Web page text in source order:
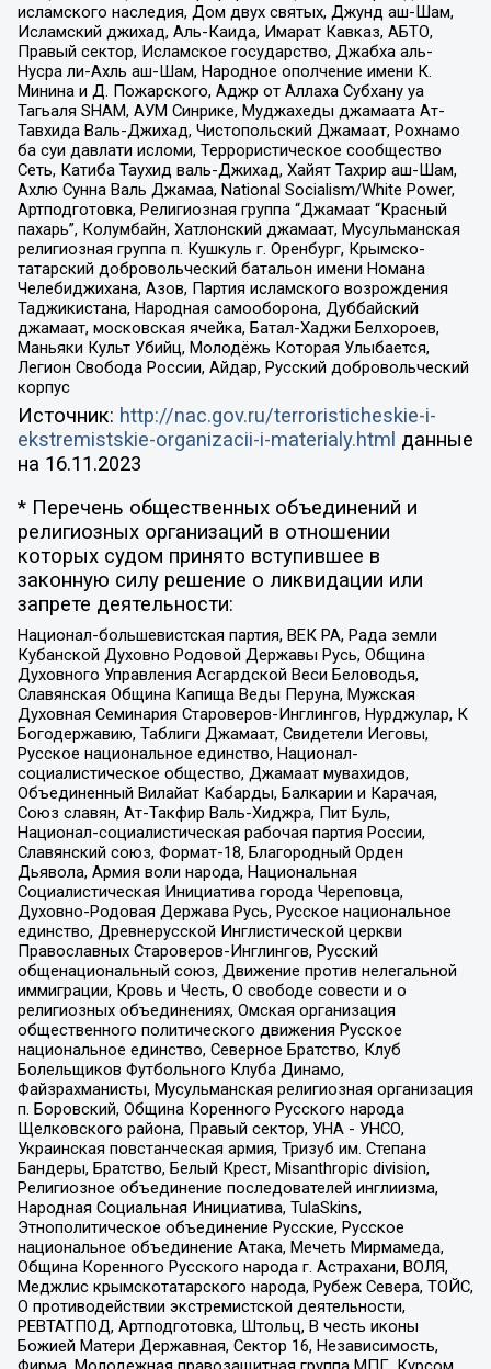
исламского наследия, Дом двух святых, Джунд аш-Шам,
Исламский джихад, Аль-Каида, Имарат Кавказ, АБТО,
Правый сектор, Исламское государство, Джабха аль-
Нусра ли-Ахль аш-Шам, Народное ополчение имени К.
Минина и Д. Пожарского, Аджр от Аллаха Субхану уа
Тагьаля SHAM, АУМ Синрике, Муджахеды джамаата Ат-
Тавхида Валь-Джихад, Чистопольский Джамаат, Рохнамо
ба суи давлати исломи, Террористическое сообщество
Сеть, Катиба Таухид валь-Джихад, Хайят Тахрир аш-Шам,
Ахлю Сунна Валь Джамаа, National Socialism/White Power,
Артподготовка, Религиозная группа “Джамаат “Красный
пахарь”, Колумбайн, Хатлонский джамаат, Мусульманская
религиозная группа п. Кушкуль г. Оренбург, Крымско-
татарский добровольческий батальон имени Номана
Челебиджихана, Азов, Партия исламского возрождения
Таджикистана, Народная самооборона, Дуббайский
джамаат, московская ячейка, Батал-Хаджи Белхороев,
Маньяки Культ Убийц, Молодёжь Которая Улыбается,
Легион Свобода России, Айдар, Русский добровольческий
корпус
Источник: http://nac.gov.ru/terroristicheskie-i-
ekstremistskie-organizacii-i-materialy.html данные
на 16.11.2023
* Перечень общественных объединений и
религиозных организаций в отношении
которых судом принято вступившее в
законную силу решение о ликвидации или
запрете деятельности:
Национал-большевистская партия, ВЕК РА, Рада земли
Кубанской Духовно Родовой Державы Русь, Община
Духовного Управления Асгардской Веси Беловодья,
Славянская Община Капища Веды Перуна, Мужская
Духовная Семинария Староверов-Инглингов, Нурджулар, К
Богодержавию, Таблиги Джамаат, Свидетели Иеговы,
Русское национальное единство, Национал-
социалистическое общество, Джамаат мувахидов,
Объединенный Вилайат Кабарды, Балкарии и Карачая,
Союз славян, Ат-Такфир Валь-Хиджра, Пит Буль,
Национал-социалистическая рабочая партия России,
Славянский союз, Формат-18, Благородный Орден
Дьявола, Армия воли народа, Национальная
Социалистическая Инициатива города Череповца,
Духовно-Родовая Держава Русь, Русское национальное
единство, Древнерусской Инглистической церкви
Православных Староверов-Инглингов, Русский
общенациональный союз, Движение против нелегальной
иммиграции, Кровь и Честь, О свободе совести и о
религиозных объединениях, Омская организация
общественного политического движения Русское
национальное единство, Северное Братство, Клуб
Болельщиков Футбольного Клуба Динамо,
Файзрахманисты, Мусульманская религиозная организация
п. Боровский, Община Коренного Русского народа
Щелковского района, Правый сектор, УНА - УНСО,
Украинская повстанческая армия, Тризуб им. Степана
Бандеры, Братство, Белый Крест, Misanthropic division,
Религиозное объединение последователей инглиизма,
Народная Социальная Инициатива, TulaSkins,
Этнополитическое объединение Русские, Русское
национальное объединение Атака, Мечеть Мирмамеда,
Община Коренного Русского народа г. Астрахани, ВОЛЯ,
Меджлис крымскотатарского народа, Рубеж Севера, ТОЙС,
О противодействии экстремистской деятельности,
РЕВТАТПОД, Артподготовка, Штольц, В честь иконы
Божией Матери Державная, Сектор 16, Независимость,